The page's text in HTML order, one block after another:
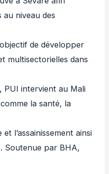
au niveau des
de développer
multisectorielles dans
PUI intervient au Mali
la santé, la
l’assainissement ainsi
Soutenue par BHA,